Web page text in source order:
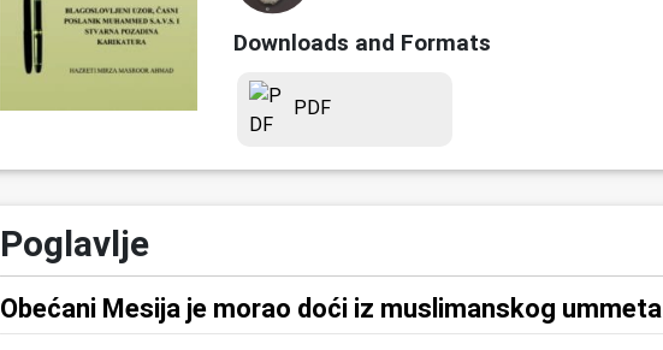
Downloads and Formats
PDF
Poglavlje
Obećani Mesija je morao doći iz muslimanskog ummeta